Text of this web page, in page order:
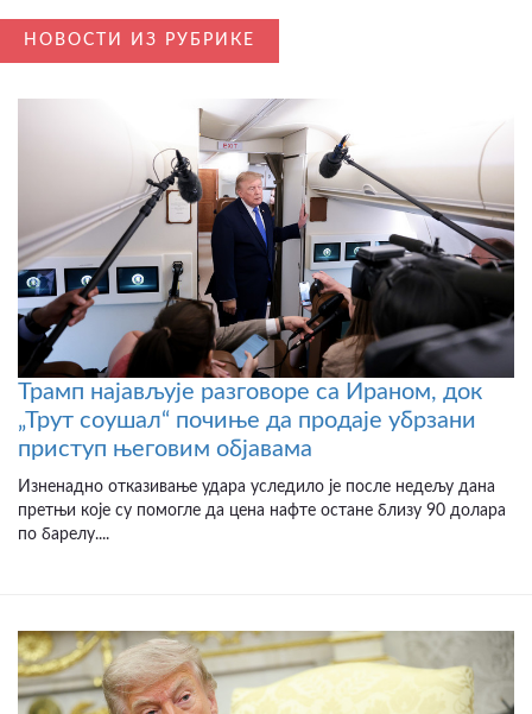
НОВОСТИ ИЗ РУБРИКЕ
Трамп најављује разговоре са Ираном, док
„Трут соушал“ почиње да продаје убрзани
приступ његовим објавама
Изненадно отказивање удара уследило је после недељу дана
претњи које су помогле да цена нафте остане близу 90 долара
по барелу....